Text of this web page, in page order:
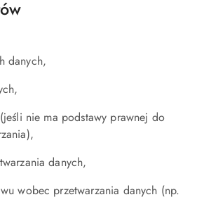
danych,
nie ma podstawy prawnej do
danych,
wobec przetwarzania danych (np.